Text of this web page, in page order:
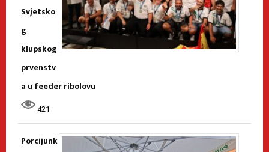
Svjetsko
g
klupskog
prvenstv
a u feeder ribolovu
421
Porcijunk